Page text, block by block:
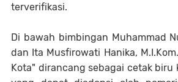
terverifikasi.
Di bawah bimbingan Muhammad
dan Ita Musfirowati Hanika,
Kota" dirancang sebagai cetak biru